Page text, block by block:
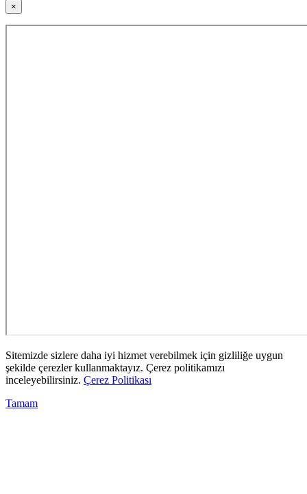
×
Sitemizde sizlere daha iyi hizmet verebilmek için gizliliğe uygun
şekilde çerezler kullanmaktayız. Çerez politikamızı
inceleyebilirsiniz. Çerez Politikası
Tamam